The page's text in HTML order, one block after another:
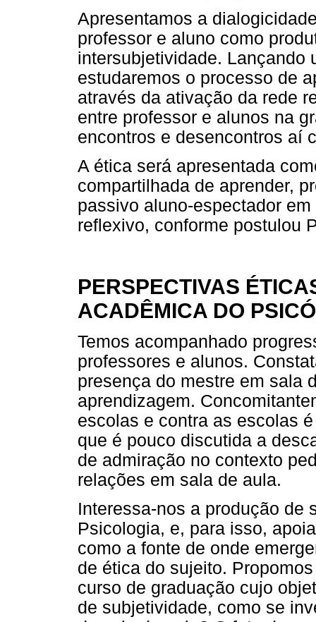
Apresentamos a
professor e aluno como
intersubjetividade. Lançando
estudaremos o processo de
através da ativação da rede
entre professor e alunos na
encontros e desencontros aí
A ética será apresentada
compartilhada de aprender,
passivo aluno-espectador
reflexivo, conforme postulou
PERSPECTIVAS
ACADÊMICA DO
Temos acompanhado
professores e alunos.
presença do mestre em sala
aprendizagem.
escolas e contra as escolas
que é pouco discutida a
de admiração no contexto
relações em sala de aula.
Interessa-nos a produção de
Psicologia, e, para isso,
como a fonte de onde
de ética do sujeito.
curso de graduação cujo
de subjetividade, como se